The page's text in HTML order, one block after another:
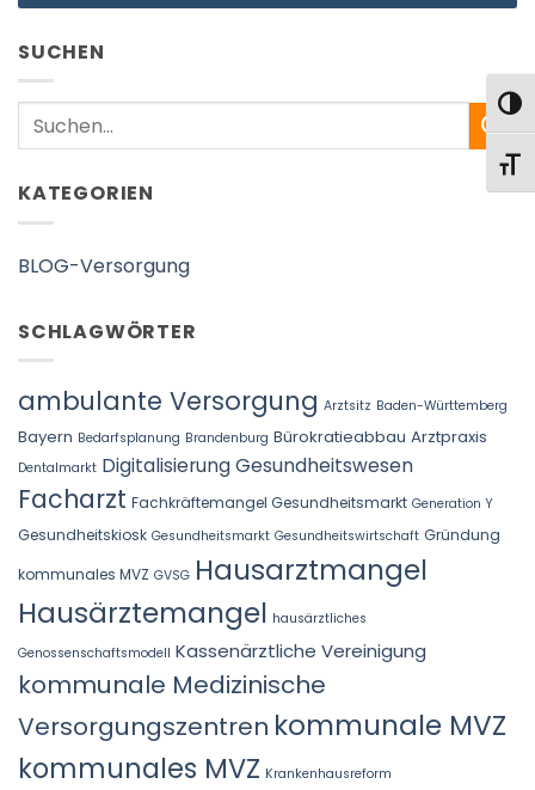
SUCHEN
Search
KATEGORIEN
BLOG-Versorgung
SCHLAGWÖRTER
ambulante Versorgung Arztsitz Baden-Württemberg
Bayern Bedarfsplanung Brandenburg Bürokratieabbau Arztpraxis
Dentalmarkt Digitalisierung Gesundheitswesen
Facharzt Fachkräftemangel Gesundheitsmarkt Generation Y
Gesundheitskiosk Gesundheitsmarkt Gesundheitswirtschaft Gründung
kommunales MVZ GVSG Hausarztmangel
Hausärztemangel hausärztliches
Genossenschaftsmodell Kassenärztliche Vereinigung
kommunale Medizinische
Versorgungszentren kommunale MVZ
kommunales MVZ Krankenhausreform